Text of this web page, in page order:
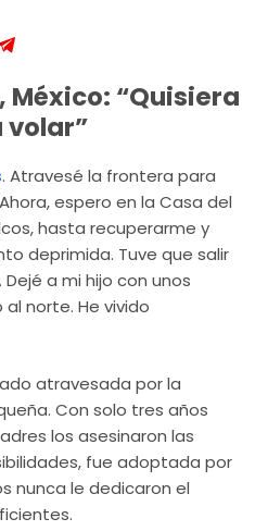
“Quisiera
volar”
. Atravesé la frontera para
espero en la Casa del
hasta recuperarme y
deprimida. Tuve que salir
a mi hijo con unos
norte. He vivido
atravesada por la
Con solo tres años
los asesinaron las
fue adoptada por
nunca le dedicaron el